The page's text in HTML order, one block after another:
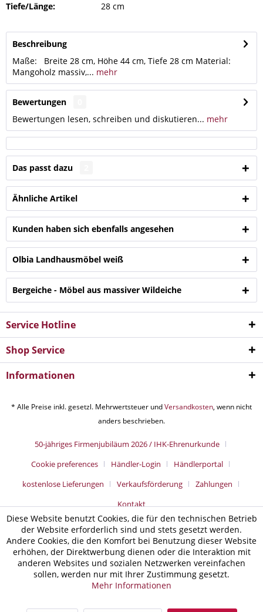
Tiefe/Länge:
28 cm
Beschreibung
Maße: Breite 28 cm, Höhe 44 cm, Tiefe 28 cm Material:
Mangoholz massiv,... mehr
Bewertungen
Bewertungen lesen, schreiben und diskutieren... mehr
Das passt dazu
Ähnliche Artikel
Kunden haben sich ebenfalls angesehen
Olbia Landhausmöbel weiß
Bergeiche - Möbel aus massiver Wildeiche
Service Hotline
Shop Service
Informationen
* Alle Preise inkl. gesetzl. Mehrwertsteuer undVersandkosten, wenn nicht
anders beschrieben.
50-jähriges Firmenjubiläum 2026 / IHK-Ehrenurkunde
Cookie preferences
Händler-Login
Händlerportal
kostenlose Lieferungen
Verkaufsförderung
Zahlungen
Kontakt
Diese Website benutzt Cookies, die für den technischen Betrieb
der Website erforderlich sind und stets gesetzt werden.
Andere Cookies, die den Komfort bei Benutzung dieser Website
erhöhen, der Direktwerbung dienen oder die Interaktion mit
anderen Websites und sozialen Netzwerken vereinfachen
sollen, werden nur mit Ihrer Zustimmung gesetzt.
Mehr Informationen